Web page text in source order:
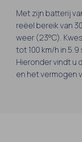
Met zijn batterij
reëel bereik van
weer (23°C).
tot 100 km/h in
Hieronder vindt u
en het vermogen